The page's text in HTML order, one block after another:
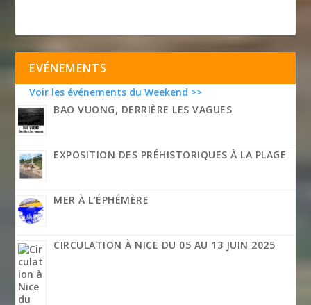
EVÉNEMENTS
Voir les événements du Weekend >>
BAO VUONG, DERRIÈRE LES VAGUES
EXPOSITION DES PRÉHISTORIQUES À LA PLAGE
MER À L’ÉPHÉMÈRE
CIRCULATION À NICE DU 05 AU 13 JUIN 2025